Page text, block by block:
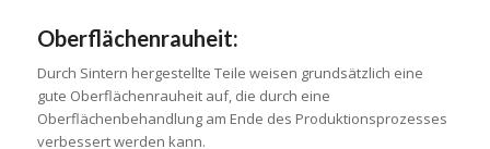
Oberflächenrauheit:
Durch Sintern hergestellte Teile weisen grundsätzlich eine
gute Oberflächenrauheit auf, die durch eine
Oberflächenbehandlung am Ende des Produktionsprozesses
verbessert werden kann.